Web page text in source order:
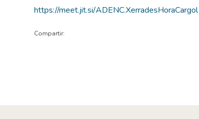
https://meet.jit.si/ADENC.XerradesHoraCargol
Compartir: